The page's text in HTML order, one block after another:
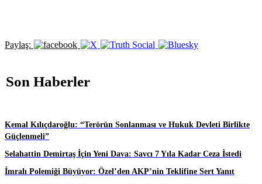
Paylaş:
Son Haberler
Kemal Kılıçdaroğlu: “Terörün Sonlanması ve Hukuk Devleti Birlikte
Güçlenmeli”
Selahattin Demirtaş İçin Yeni Dava: Savcı 7 Yıla Kadar Ceza İstedi
İmralı Polemiği Büyüyor: Özel’den AKP’nin Teklifine Sert Yanıt